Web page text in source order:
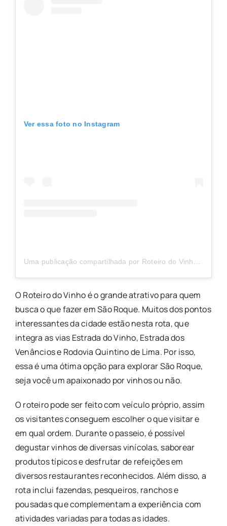
Ver essa foto no Instagram
Uma publicação compartilhada por Roteiro do Vinho (@roteirodovinho)
O Roteiro do Vinho é o grande atrativo para quem
busca o que fazer em São Roque. Muitos dos pontos
interessantes da cidade estão nesta rota, que
integra as vias Estrada do Vinho, Estrada dos
Venâncios e Rodovia Quintino de Lima. Por isso,
essa é uma ótima opção para explorar São Roque,
seja você um apaixonado por vinhos ou não.
O roteiro pode ser feito com veículo próprio, assim
os visitantes conseguem escolher o que visitar e
em qual ordem. Durante o passeio, é possível
degustar vinhos de diversas vinícolas, saborear
produtos típicos e desfrutar de refeições em
diversos restaurantes reconhecidos. Além disso, a
rota inclui fazendas, pesqueiros, ranchos e
pousadas que complementam a experiência com
atividades variadas para todas as idades.